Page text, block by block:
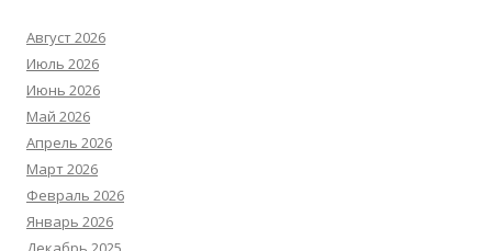
Август 2026
Июль 2026
Июнь 2026
Май 2026
Апрель 2026
Март 2026
Февраль 2026
Январь 2026